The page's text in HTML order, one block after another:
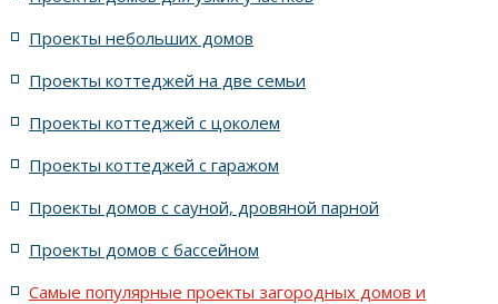
жилых в современном стиле с террасой
с террасой и 6 комнатами
Проекты небольших домов
Проекты коттеджей на две семьи
Проекты коттеджей с цоколем
Проекты коттеджей с гаражом
Проекты домов с сауной, дровяной парной
Проекты домов с бассейном
Самые популярные проекты загородных домов и